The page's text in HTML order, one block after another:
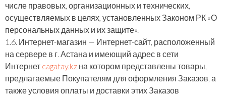
числе правовых, организационных и технических,
осуществляемых в целях, установленных Законом РК «О
персональных данных и их защите».
1.6. Интернет-магазин — Интернет-сайт, расположенный
на сервере в г. Астана и имеющий адрес в сети
Интернет cagatay.kz на котором представлены товары,
предлагаемые Покупателям для оформления Заказов, а
также условия оплаты и доставки этих Заказов